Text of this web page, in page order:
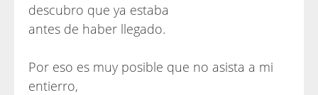
descubro que ya estaba
antes de haber llegado.
Por eso es muy posible que no asista a mi
entierro,